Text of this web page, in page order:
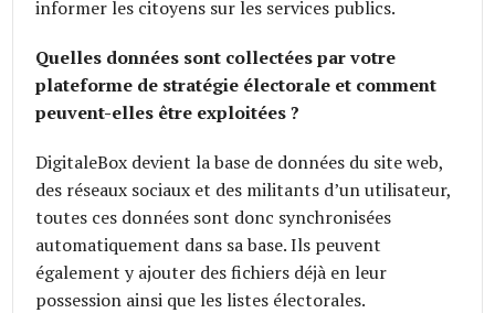
informer les citoyens sur les services publics.
Quelles données sont collectées par votre
plateforme de stratégie électorale et comment
peuvent-elles être exploitées ?
DigitaleBox devient la base de données du site web,
des réseaux sociaux et des militants d’un utilisateur,
toutes ces données sont donc synchronisées
automatiquement dans sa base. Ils peuvent
également y ajouter des fichiers déjà en leur
possession ainsi que les listes électorales.